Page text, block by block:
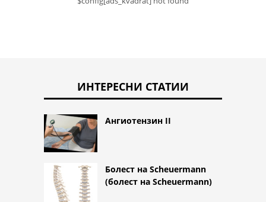
ИНТЕРЕСНИ СТАТИИ
Ангиотензин II
Болест на Scheuermann
(болест на Scheuermann)